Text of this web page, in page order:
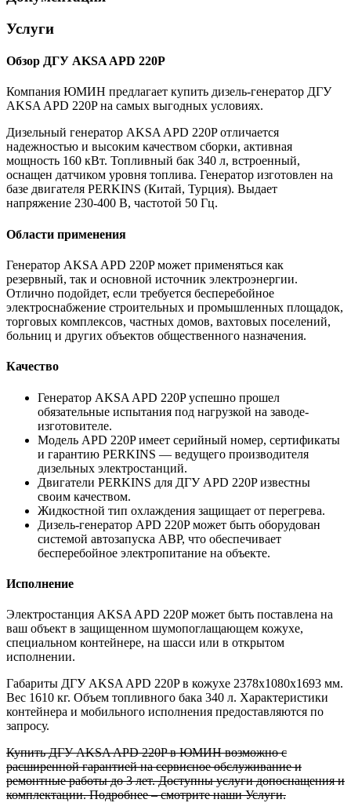
Услуги
Обзор ДГУ AKSA APD 220P
Компания ЮМИН предлагает купить дизель-генератор ДГУ
AKSA APD 220P на самых выгодных условиях.
Дизельный генератор AKSA APD 220P отличается
надежностью и высоким качеством сборки, активная
мощность 160 кВт. Топливный бак 340 л, встроенный,
оснащен датчиком уровня топлива. Генератор изготовлен на
базе двигателя PERKINS (Китай, Турция). Выдает
напряжение 230-400 В, частотой 50 Гц.
Области применения
Генератор AKSA APD 220P может применяться как
резервный, так и основной источник электроэнергии.
Отлично подойдет, если требуется бесперебойное
электроснабжение строительных и промышленных площадок,
торговых комплексов, частных домов, вахтовых поселений,
больниц и других объектов общественного назначения.
Качество
Генератор AKSA APD 220P успешно прошел
обязательные испытания под нагрузкой на заводе-
изготовителе.
Модель APD 220P имеет серийный номер, сертификаты
и гарантию PERKINS — ведущего производителя
дизельных электростанций.
Двигатели PERKINS для ДГУ APD 220P известны
своим качеством.
Жидкостной тип охлаждения защищает от перегрева.
Дизель-генератор APD 220P может быть оборудован
системой автозапуска АВР, что обеспечивает
бесперебойное электропитание на объекте.
Исполнение
Электростанция AKSA APD 220P может быть поставлена на
ваш объект в защищенном шумопоглащающем кожухе,
специальном контейнере, на шасси или в открытом
исполнении.
Габариты ДГУ AKSA APD 220P в кожухе 2378х1080х1693 мм.
Вес 1610 кг. Объем топливного бака 340 л. Характеристики
контейнера и мобильного исполнения предоставляются по
запросу.
Купить ДГУ AKSA APD 220P в ЮМИН возможно с
расширенной гарантией на сервисное обслуживание и
ремонтные работы до 3 лет. Доступны услуги допоснащения и
комплектации. Подробнее – смотрите наши Услуги.